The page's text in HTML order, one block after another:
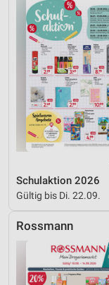
Schulaktion 2026
Gültig bis Di. 22.09.
Rossmann
Werbung